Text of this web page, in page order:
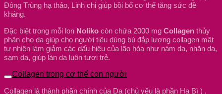
Đông Trùng hạ thảo, Linh chi giúp bồi bổ cơ thể tăng sức đề
kháng.
Đặc biệt trong mỗi lon Noliko còn chứa 2000 mg Collagen thủy
phân cho da giúp cho người tiêu dùng bù đắp lượng collagen mât
tự nhiên làm giảm các dấu hiệu của lão hóa như nám da, nhăn da,
sạm da, giúp làn da luôn tươi trẻ.
Collagen trong cơ thể con người
Collagen là thành phần chính của Da (chủ yếu là phần Hạ Bì ) ,